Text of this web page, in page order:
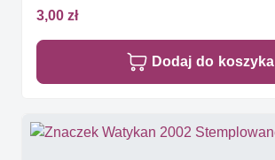
3,00 zł
Dodaj do koszyka